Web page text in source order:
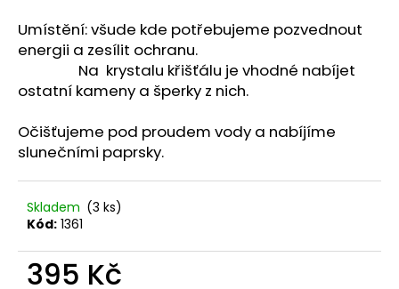
Umístění: všude kde potřebujeme pozvednout
energii a zesílit ochranu.
Na krystalu křišťálu je vhodné nabíjet
ostatní kameny a šperky z nich.
Očišťujeme pod proudem vody a nabíjíme
slunečními paprsky.
Skladem (3 ks)
Kód: 1361
395 Kč